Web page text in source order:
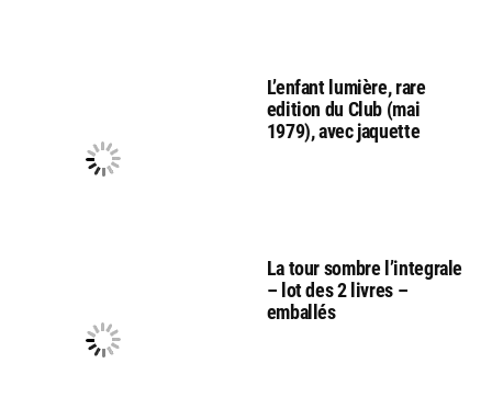
L’enfant lumière, rare
edition du Club (mai
1979), avec jaquette
La tour sombre l’integrale
– lot des 2 livres –
emballés